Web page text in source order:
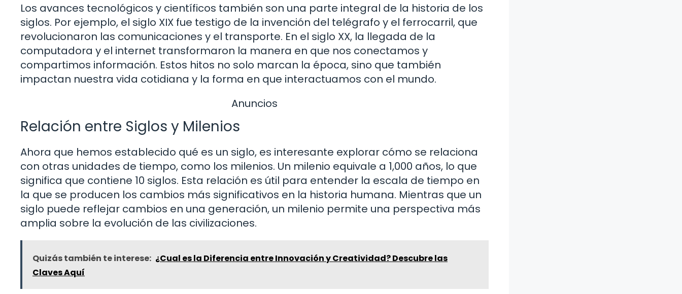
Los avances tecnológicos y científicos también son una parte integral de la historia de los
siglos. Por ejemplo, el siglo XIX fue testigo de la invención del telégrafo y el ferrocarril, que
revolucionaron las comunicaciones y el transporte. En el siglo XX, la llegada de la
computadora y el internet transformaron la manera en que nos conectamos y
compartimos información. Estos hitos no solo marcan la época, sino que también
impactan nuestra vida cotidiana y la forma en que interactuamos con el mundo.
Anuncios
Relación entre Siglos y Milenios
Ahora que hemos establecido qué es un siglo, es interesante explorar cómo se relaciona
con otras unidades de tiempo, como los milenios. Un milenio equivale a 1,000 años, lo que
significa que contiene 10 siglos. Esta relación es útil para entender la escala de tiempo en
la que se producen los cambios más significativos en la historia humana. Mientras que un
siglo puede reflejar cambios en una generación, un milenio permite una perspectiva más
amplia sobre la evolución de las civilizaciones.
Quizás también te interese: ¿Cual es la Diferencia entre Innovación y Creatividad? Descubre las
Claves Aquí